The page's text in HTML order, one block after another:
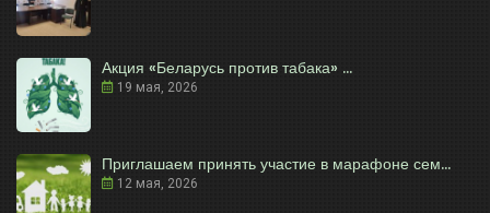
Акция «Беларусь против табака» ...
19 мая, 2026
Приглашаем принять участие в марафоне сем...
12 мая, 2026